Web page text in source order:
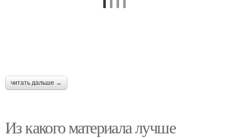
читать дальше →
Из какого материала лучше